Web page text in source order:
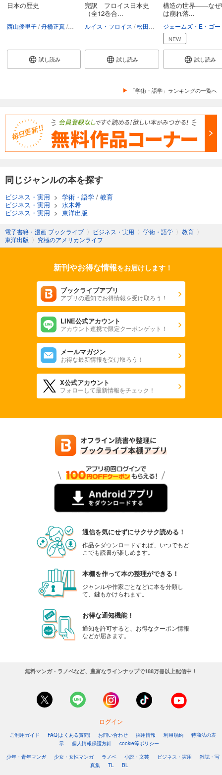
日本の歴史
西山優里子 舟橋正真 講談社
試し読み
完訳 フロイス日本史
（全12巻合...
ルイス・フロイス 松田毅一 川崎桃太
試し読み
構造の世界――なぜ
は崩れ落...
NEW
試し読み
「学術・語学」ランキングの一覧へ
同じジャンルの本を探す
ビジネス・実用 > 学術・語学 / 教育
ビジネス・実用 > 水木希
ビジネス・実用 > 東洋出版
電子書籍・漫画 ブックライブ 〉 ビジネス・実用 〉 学術・語学 〉 教育 〉
東洋出版 〉 究極のアメリカンライフ
新刊やお得な情報をお届けします！
ブックライブアプリ
アプリの通知でお得情報を受け取ろう！
LINE公式アカウント
アカウント連携で限定クーポンゲット！
メールマガジン
お得な最新情報を受け取ろう！
X公式アカウント
フォローして最新情報をチェック！
通信を気にせずにサクサク読める！
作品をダウンロードすれば、いつでもど
こでも読書が楽しめます。
本棚を作って本の整理ができる！
ジャンルや作家ごとなどに本を分類し
て、鍵もかけられます。
お得な通知機能！
通知を許可すると、お得なクーポン情報
などが届きます。
無料マンガ・ラノベなど、豊富なラインナップで188万冊以上配信中！
ログイン
ご利用ガイド FAQ(よくある質問) お問い合わせ 採用情報 利用規約
特商法の表
示
個人情報保護方針
cookie等ポリシー
少年・青年マンガ
少女・女性マンガ ラノベ 小説・文芸 ビジネス・実用
雑誌・写
真集
TL BL